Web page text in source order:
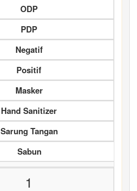
ODP
PDP
Negatif
Positif
Masker
Hand Sanitizer
Sarung Tangan
Sabun
1